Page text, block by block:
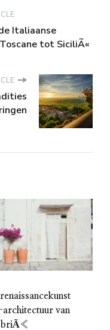
Italiaanse
tot SiciliÃ«
renaissancekunst
architectuur van